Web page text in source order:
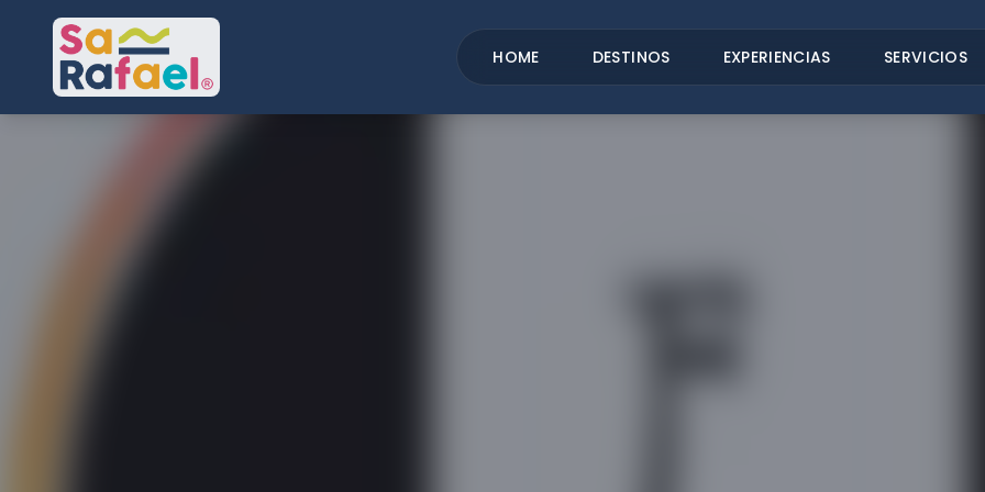
HOME DESTINOS EXPERIENCIAS SERVICIOS